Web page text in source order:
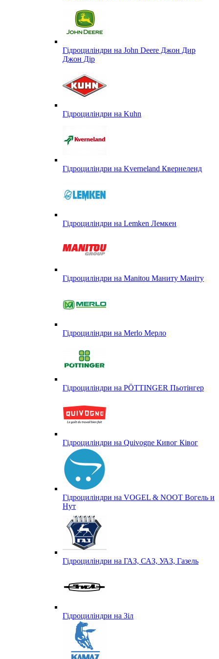
Гідроциліндри на John Deere Джон Дир
Джон Дір
Гідроциліндри на Kuhn
Гідроциліндри на Kverneland Квернеленд
Гідроциліндри на Lemken Лемкен
Гідроциліндри на Manitou Маниту Маніту
Гідроциліндри на Merlo Мерло
Гідроциліндри на PÖTTINGER Пьотінгер
Гідроциліндри на Quivogne Кивог Ківог
Гідроциліндри на VOGEL & NOOT Вогель и
Нут
Гідроциліндри на ГАЗ, САЗ, УАЗ, Газель
Гідроциліндри на Зіл